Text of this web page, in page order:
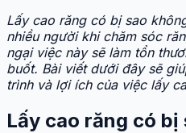
Lấy cao răng có bị sao
nhiều người khi chăm sóc
ngại việc này sẽ làm tổn
buốt. Bài viết dưới đây sẽ
trình và lợi ích của việc lấy
Lấy cao răng có bị